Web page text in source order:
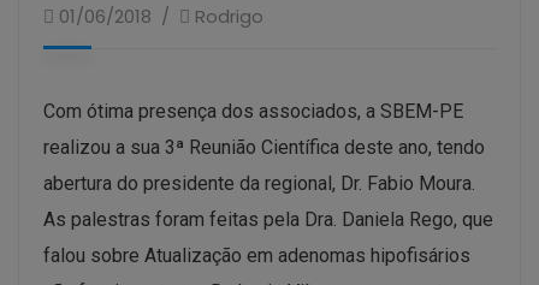
01/06/2018 Rodrigo
Com ótima presença dos associados, a SBEM-PE
realizou a sua 3ª Reunião Científica deste ano, tendo
abertura do presidente da regional, Dr. Fabio Moura.
As palestras foram feitas pela Dra. Daniela Rego, que
falou sobre Atualização em adenomas hipofisários